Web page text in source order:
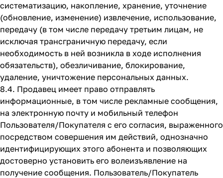
систематизацию, накопление, хранение, уточнение
(обновление, изменение) извлечение, использование,
передачу (в том числе передачу третьим лицам, не
исключая трансграничную передачу, если
необходимость в ней возникла в ходе исполнения
обязательств), обезличивание, блокирование,
удаление, уничтожение персональных данных.
8.4. Продавец имеет право отправлять
информационные, в том числе рекламные сообщения,
на электронную почту и мобильный телефон
Пользователя/Покупателя с его согласия, выраженного
посредством совершения им действий, однозначно
идентифицирующих этого абонента и позволяющих
достоверно установить его волеизъявление на
получение сообщения. Пользователь/Покупатель